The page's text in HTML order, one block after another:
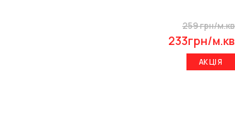
259 грн/м.кв
233грн/м.кв
АКЦІЯ